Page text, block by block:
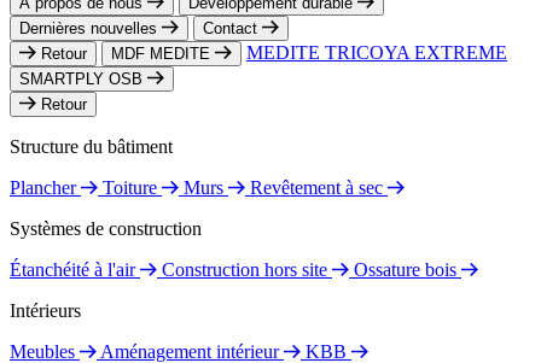
Dernières nouvelles
Contact
Retour
MDF MEDITE MEDITE TRICOYA EXTREME
SMARTPLY OSB
Retour
Structure du bâtiment
Plancher
Toiture Murs
Revêtement à sec
Systèmes de construction
Étanchéité à l'air
Construction hors site
Ossature bois
Intérieurs
Meubles
Aménagement intérieur
KBB